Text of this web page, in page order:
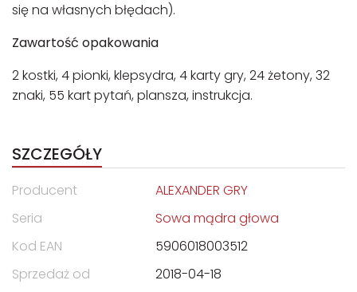
się na własnych błędach).
Zawartość opakowania
2 kostki, 4 pionki, klepsydra, 4 karty gry, 24 żetony, 32
znaki, 55 kart pytań, plansza, instrukcja.
SZCZEGÓŁY
Producent
ALEXANDER GRY
Seria
Sowa mądra głowa
Kod EAN
5906018003512
Sprzedaż od
2018-04-18